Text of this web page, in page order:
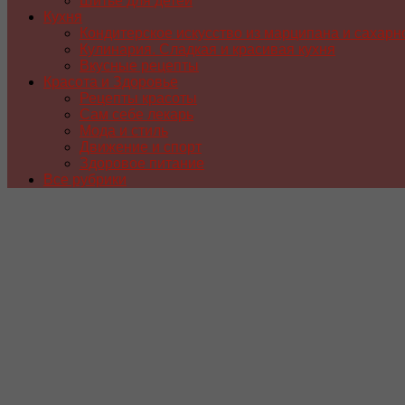
Кухня
Кондитерское искусство из марципана и
Кулинария. Сладкая и красивая кухня
Вкусные рецепты
Красота и Здоровье
Рецепты красоты
Сам себе лекарь
Мода и стиль
Движение и спорт
Здоровое питание
Все рубрики